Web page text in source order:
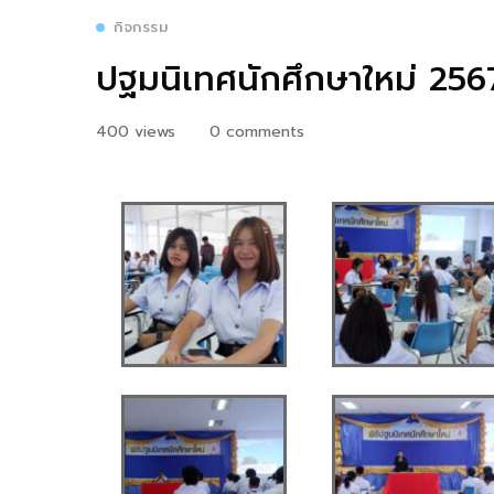
กิจกรรม
ปฐมนิเทศนักศึกษาใหม่
400 views 0 comments